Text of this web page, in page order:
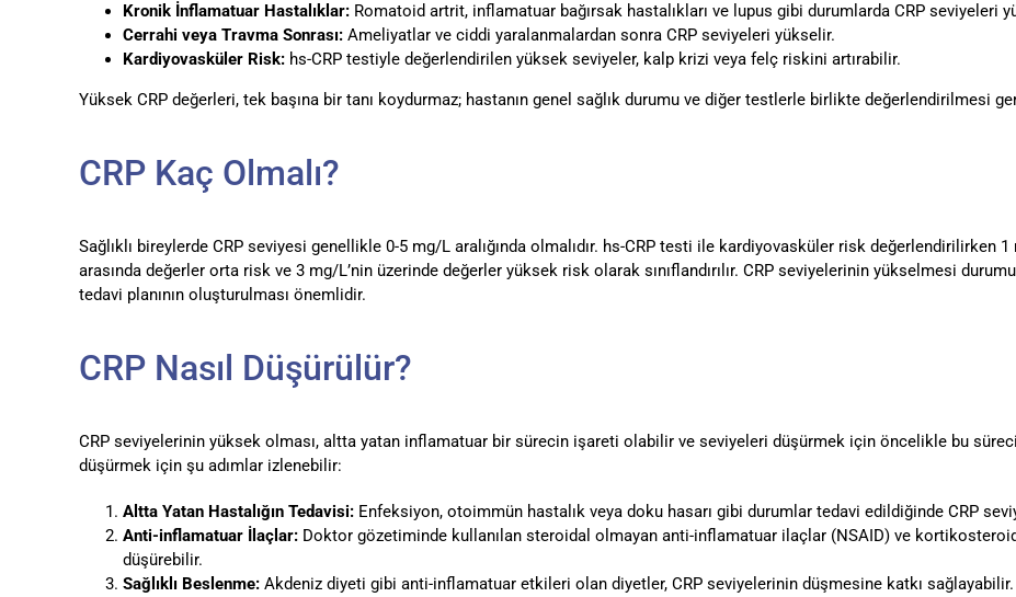
Kronik İnflamatuar Hastalıklar:Romatoid artrit, inflamatuar bağırsak hastalıkları ve lupus gibi durumlarda CRP seviyeleri
Cerrahi veya Travma Sonrası:Ameliyatlar ve ciddi yaralanmalardan sonra CRP seviyeleri yükselir.
Kardiyovasküler Risk:hs-CRP testiyle değerlendirilen yüksek seviyeler, kalp krizi veya felç riskini artırabilir.
Yüksek CRP değerleri, tek başına bir tanı koydurmaz; hastanın genel sağlık durumu ve diğer testlerle birlikte değerlendirilmesi
CRP Kaç Olmalı?
Sağlıklı bireylerde CRP seviyesi genellikle 0-5 mg/L aralığında olmalıdır. hs-CRP testi ile kardiyovasküler risk değerlendirilirken
arasında değerler orta risk ve 3 mg/L’nin üzerinde değerler yüksek risk olarak sınıflandırılır. CRP seviyelerinin yükselmesi
tedavi planının oluşturulması önemlidir.
CRP Nasıl Düşürülür?
CRP seviyelerinin yüksek olması, altta yatan inflamatuar bir sürecin işareti olabilir ve seviyeleri düşürmek için öncelikle bu
düşürmek için şu adımlar izlenebilir:
Altta Yatan Hastalığın Tedavisi:Enfeksiyon, otoimmün hastalık veya doku hasarı gibi durumlar tedavi edildiğinde CRP
Anti-inflamatuar İlaçlar:Doktor gözetiminde kullanılan steroidal olmayan anti-inflamatuar ilaçlar (NSAID) ve
düşürebilir.
Sağlıklı Beslenme:Akdeniz diyeti gibi anti-inflamatuar etkileri olan diyetler, CRP seviyelerinin düşmesine katkı